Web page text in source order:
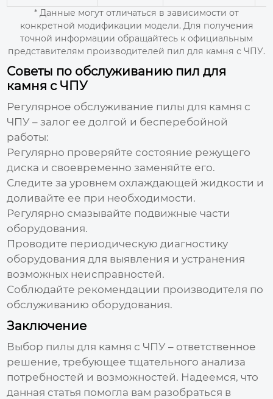
* Данные могут отличаться в зависимости от
конкретной модификации модели. Для получения
точной информации обращайтесь к официальным
представителям производителей пил для камня с ЧПУ.
Советы по обслуживанию пил для
камня с ЧПУ
Регулярное обслуживание пилы для камня с
ЧПУ – залог ее долгой и бесперебойной
работы:
Регулярно проверяйте состояние режущего
диска и своевременно заменяйте его.
Следите за уровнем охлаждающей жидкости и
доливайте ее при необходимости.
Регулярно смазывайте подвижные части
оборудования.
Проводите периодическую диагностику
оборудования для выявления и устранения
возможных неисправностей.
Соблюдайте рекомендации производителя по
обслуживанию оборудования.
Заключение
Выбор пилы для камня с ЧПУ – ответственное
решение, требующее тщательного анализа
потребностей и возможностей. Надеемся, что
данная статья помогла вам разобраться в